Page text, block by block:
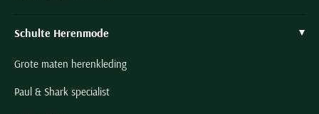
Schulte Herenmode
Grote maten herenkleding
Paul & Shark specialist